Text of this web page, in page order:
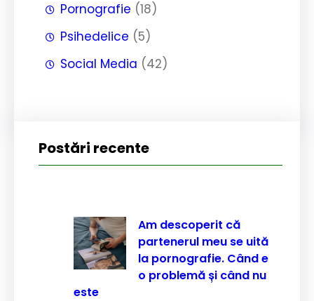
Pornografie (18)
Psihedelice (5)
Social Media (42)
Postări recente
Am descoperit că
partenerul meu se uită
la pornografie. Când e
o problemă și când nu
este